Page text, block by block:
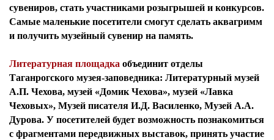
сувениров, стать участниками розыгрышей и конкурсов.
Самые маленькие посетители смогут сделать аквагримм
и получить музейный сувенир на память.
Литературная площадка объединит отделы
Таганрогского музея-заповедника: Литературный музей
А.П. Чехова, музей «Домик Чехова», музей «Лавка
Чеховых», Музей писателя И.Д. Василенко, Музей А.А.
Дурова. У посетителей будет возможность познакомиться
с фрагментами передвижных выставок, принять участие